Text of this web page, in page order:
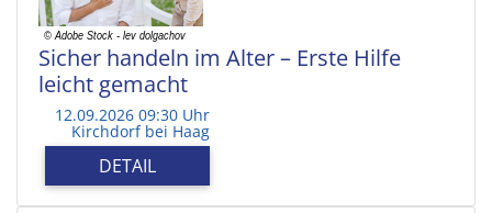
Sicher handeln im Alter – Erste Hilfe
leicht gemacht
12.09.2026 09:30 Uhr
Kirchdorf bei Haag
DETAIL